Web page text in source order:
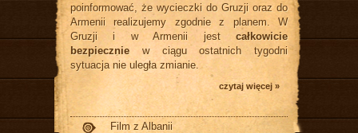
poinformować, że wycieczki do Gruzji oraz do
Armenii realizujemy zgodnie z planem. W
Gruzji i w Armenii jest całkowicie
bezpiecznie w ciągu ostatnich tygodni
sytuacja nie uległa zmianie.
czytaj więcej »
Film z Albanii